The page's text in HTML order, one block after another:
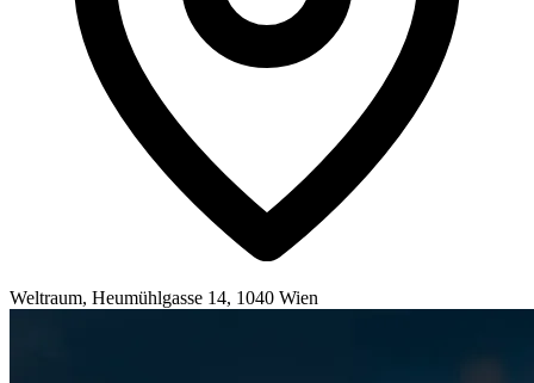
Weltraum, Heumühlgasse 14, 1040 Wien